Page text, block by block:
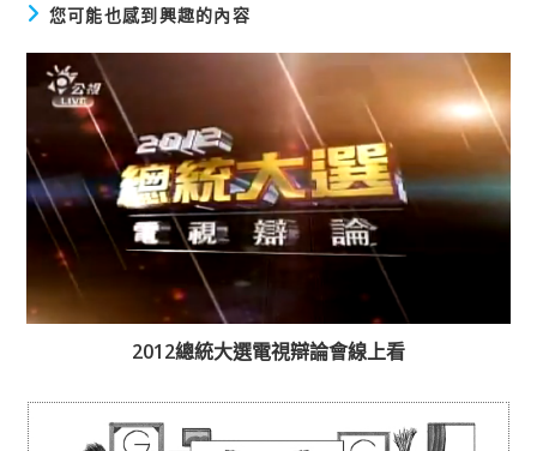
您可能也感到興趣的內容
2012總統大選電視辯論會線上看